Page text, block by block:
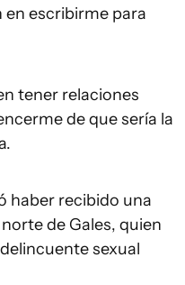
en escribirme para
tener relaciones
de que sería la
haber recibido una
de Gales, quien
sexual